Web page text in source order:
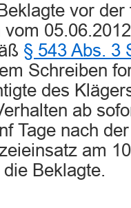
vor
§ 543 Abs. 3
Schreiben
des
ab
Tage nach
am
Beklagte.